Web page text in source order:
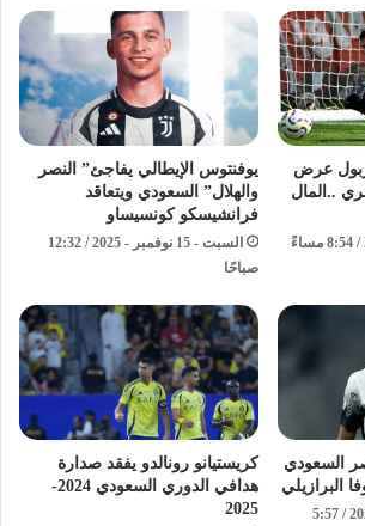
عرض
..المال
يوفنتوس الإيطالي يفاجئ” النصر
والهلال” السعودي ويتعاقد
فرانشيسكو كونسيساو
السبت - 15 نوفمبر - 2025 / 12:32
صباحًا
السعودي
البرازيلي
الأربعاء - 12 نوفمبر - 2025 / 5:57
كريستيانو رونالدو يفقد صدارة
هدافي الدوري السعودي 2024-
2025